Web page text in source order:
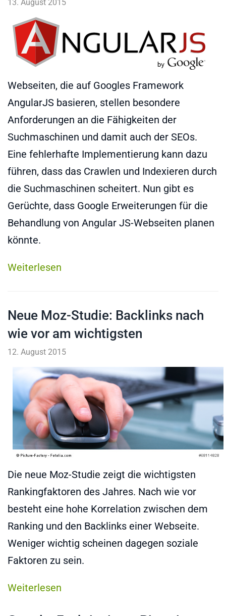
13. August 2015
Webseiten, die auf Googles Framework
AngularJS basieren, stellen besondere
Anforderungen an die Fähigkeiten der
Suchmaschinen und damit auch der SEOs.
Eine fehlerhafte Implementierung kann dazu
führen, dass das Crawlen und Indexieren durch
die Suchmaschinen scheitert. Nun gibt es
Gerüchte, dass Google Erweiterungen für die
Behandlung von Angular JS-Webseiten planen
könnte.
Weiterlesen
Neue Moz-Studie: Backlinks nach
wie vor am wichtigsten
12. August 2015
Die neue Moz-Studie zeigt die wichtigsten
Rankingfaktoren des Jahres. Nach wie vor
besteht eine hohe Korrelation zwischen dem
Ranking und den Backlinks einer Webseite.
Weniger wichtig scheinen dagegen soziale
Faktoren zu sein.
Weiterlesen